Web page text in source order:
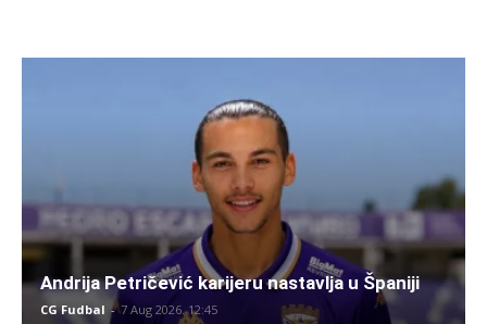
Andrija Petričević karijeru nastavlja u Španiji
CG Fudbal - 7 Aug 2026. 12:45